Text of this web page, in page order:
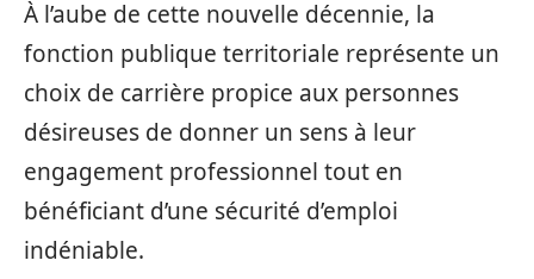
À l’aube de cette nouvelle décennie, la
fonction publique territoriale représente un
choix de carrière propice aux personnes
désireuses de donner un sens à leur
engagement professionnel tout en
bénéficiant d’une sécurité d’emploi
indéniable.